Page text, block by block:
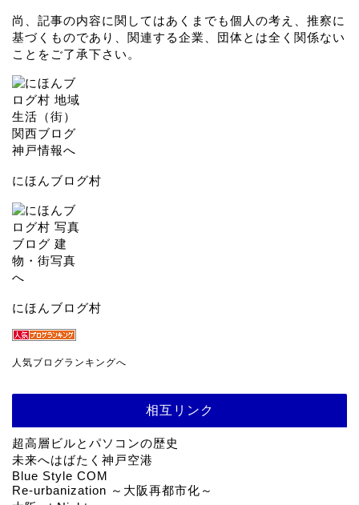
尚、記事の内容に関してはあくまでも個人の考え、推察に
基づくものであり、関連する企業、団体とは全く関係ない
ことをご了承下さい。
にほんブログ村
にほんブログ村
人気ブログランキングへ
相互リンク
超高層ビルとパソコンの歴史
未来へはばたく神戸空港
Blue Style COM
Re-urbanization ～大阪再都市化～